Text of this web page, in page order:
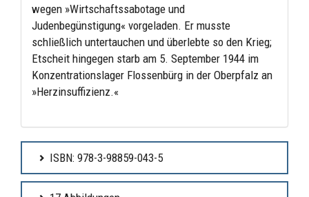
wegen »Wirtschaftssabotage und
Judenbegünstigung« vorgeladen. Er musste
schließlich untertauchen und überlebte so den Krieg;
Etscheit hingegen starb am 5. September 1944 im
Konzentrationslager Flossenbürg in der Oberpfalz an
»Herzinsuffizienz.«
ISBN: 978-3-98859-043-5